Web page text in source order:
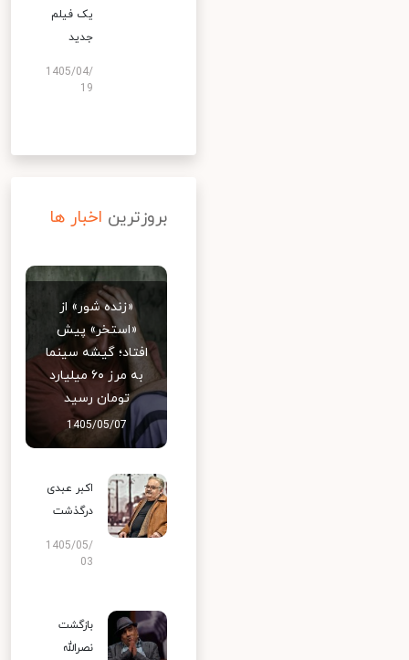
یک فیلم
جدید
1405/04/
19
بروزترین اخبار ها
«زنده شور» از
«استخر» پیش
افتاد؛ گیشه سینما
به مرز ۶۰ میلیارد
تومان رسید
1405/05/07
اکبر عبدی
درگذشت
1405/05/
03
بازگشت
نصرالله